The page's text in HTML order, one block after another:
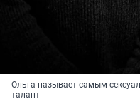
Ольга называет самым
талант